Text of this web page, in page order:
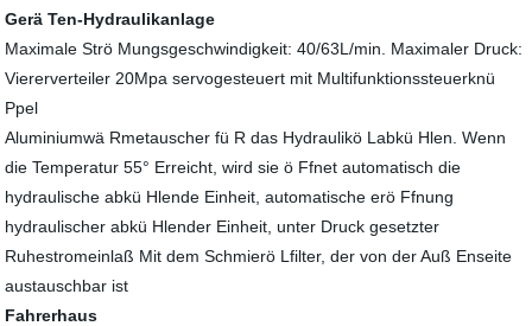
Gerä Ten-Hydraulikanlage
Maximale Strö Mungsgeschwindigkeit: 40/63L/min. Maximaler Druck:
Viererverteiler 20Mpa servogesteuert mit Multifunktionssteuerknü
Ppel
Aluminiumwä Rmetauscher fü R das Hydraulikö Labkü Hlen. Wenn
die Temperatur 55° Erreicht, wird sie ö Ffnet automatisch die
hydraulische abkü Hlende Einheit, automatische erö Ffnung
hydraulischer abkü Hlender Einheit, unter Druck gesetzter
Ruhestromeinlaß Mit dem Schmierö Lfilter, der von der Auß Enseite
austauschbar ist
Fahrerhaus